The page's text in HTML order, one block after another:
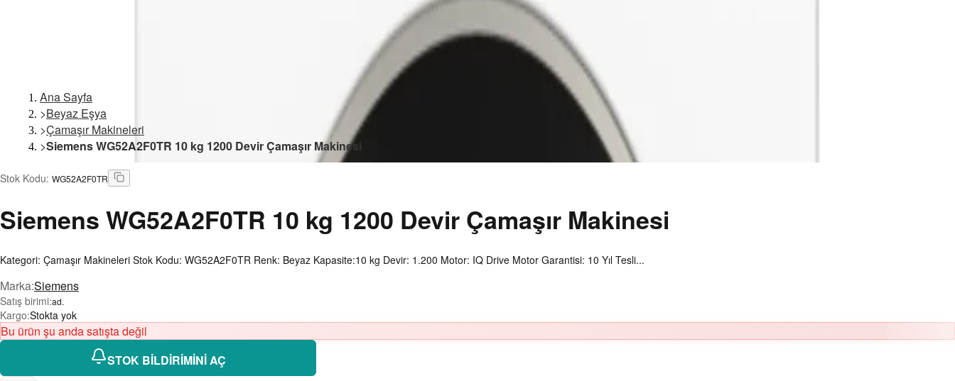
Ana Sayfa
>Beyaz Eşya
>Çamaşır Makineleri
>Siemens WG52A2F0TR 10 kg 1200 Devir Çamaşır Makinesi
Stok Kodu: WG52A2F0TR
Siemens WG52A2F0TR 10 kg 1200 Devir Çamaşır Makinesi
Kategori: Çamaşır Makineleri Stok Kodu: WG52A2F0TR Renk: Beyaz Kapasite:10 kg Devir: 1.200 Motor: IQ Drive Motor Garantisi: 10 Yıl Tesli...
Marka:Siemens
Satış birimi:ad.
Kargo:Stokta yok
Bu ürün şu anda satışta değil
STOK BİLDİRİMİNİ AÇ